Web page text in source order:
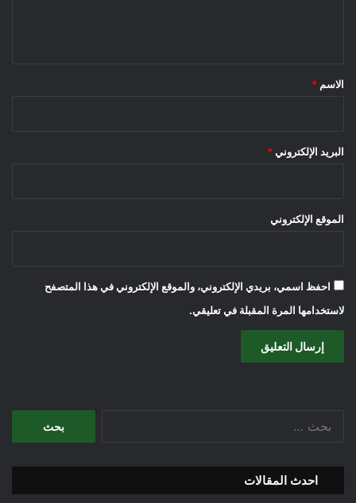
*
الاسم *
البريد الإلكتروني *
الموقع الإلكتروني
احفظ اسمي، بريدي الإلكتروني، والموقع الإلكتروني في هذا المتصفح
لاستخدامها المرة المقبلة في تعليقي.
احدث المقالات